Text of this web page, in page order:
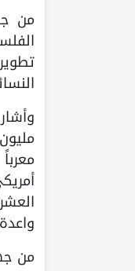
من
من